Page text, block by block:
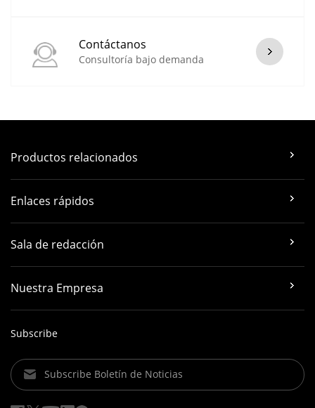
Contáctanos
Consultoría bajo demanda
Productos relacionados
Enlaces rápidos
Sala de redacción
Nuestra Empresa
Subscribe
Subscribe Boletín de Noticias